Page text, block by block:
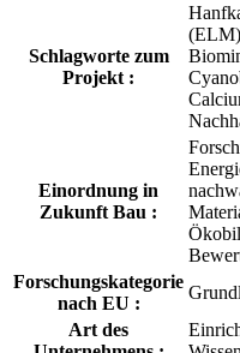
Schlagworte zum
Projekt :
Einordnung in
Zukunft Bau :
Forschungskategorie
nach EU :
Art des